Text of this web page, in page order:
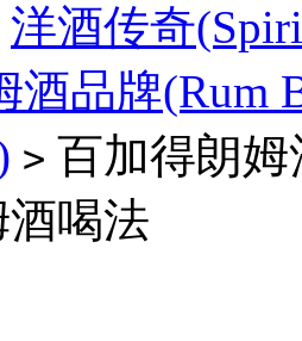
洋酒传奇
酒品牌(Rum
> 百加得朗姆
喝法